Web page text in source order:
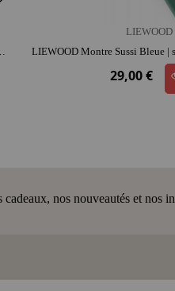
LIEWOOD
29,00 €
cadeaux, nos nouveautés et nos